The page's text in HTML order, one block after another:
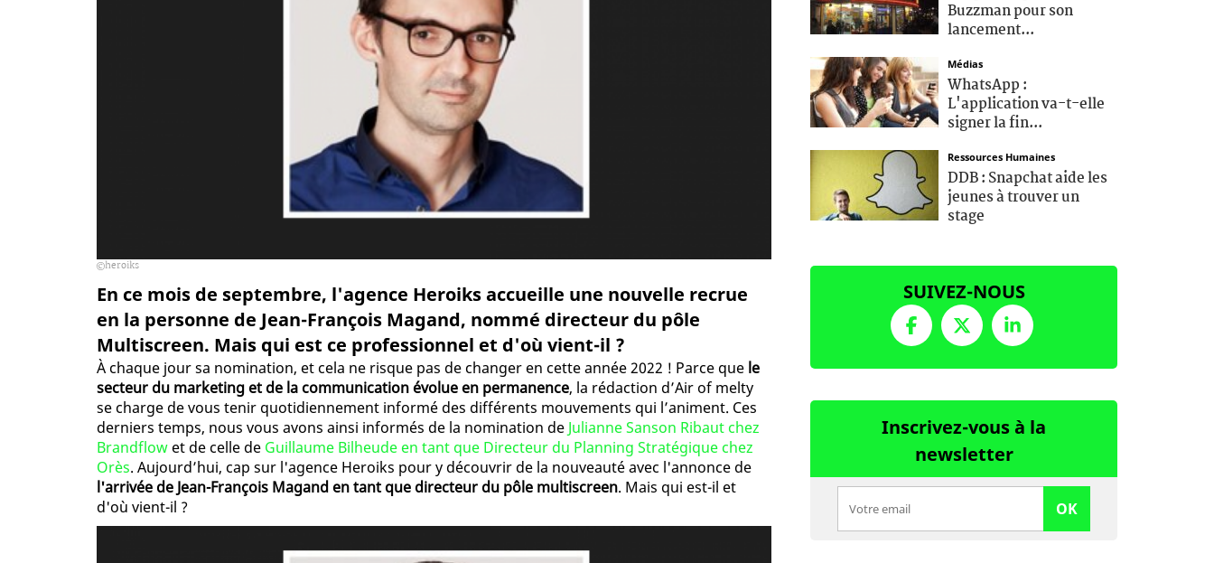
heroiks
En ce mois de septembre, l'agence Heroiks accueille une nouvelle recrue
en la personne de Jean-François Magand, nommé directeur du pôle
Multiscreen. Mais qui est ce professionnel et d'où vient-il ?
À chaque jour sa nomination, et cela ne risque pas de changer en cette année 2022 ! Parce que le
secteur du marketing et de la communication évolue en permanence, la rédaction d’Air of melty
se charge de vous tenir quotidiennement informé des différents mouvements qui l’animent. Ces
derniers temps, nous vous avons ainsi informés de la nomination de Julianne Sanson Ribaut chez
Brandflow et de celle de Guillaume Bilheude en tant que Directeur du Planning Stratégique chez
Orès. Aujourd’hui, cap sur l'agence Heroiks pour y découvrir de la nouveauté avec l'annonce de
l'arrivée de Jean-François Magand en tant que directeur du pôle multiscreen. Mais qui est-il et
d'où vient-il ?
Buzzman pour son
lancement...
Médias
WhatsApp :
L'application va-t-elle
signer la fin...
Ressources Humaines
DDB : Snapchat aide les
jeunes à trouver un
stage
SUIVEZ-NOUS
Inscrivez-vous à la
newsletter
OK